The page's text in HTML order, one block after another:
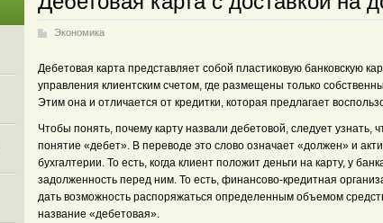
Экономика
Дебетовая карта представляет собой пластиковую банковскую
управления клиентским счетом, где размещены только
Этим она и отличается от кредитки, которая предлагает
Чтобы понять, почему карту назвали дебетовой, следует узнать,
понятие «дебет». В переводе это слово означает «должен» и
бухгалтерии. То есть, когда клиент положит деньги на карту, у
задолженность перед ним. То есть, финансово-кредитная
дать возможность распоряжаться определенным объемом
название «дебетовая».